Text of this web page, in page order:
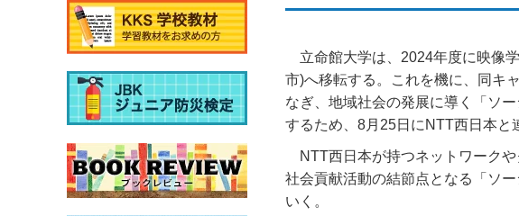
立命館大学は、2024年度に映像
市)へ移転する。これを機に、同キ
なぎ、地域社会の発展に導く「ソ
するため、8月25日にNTT西日本と
NTT西日本が持つネットワーク
社会貢献活動の結節点となる「ソ
いく。